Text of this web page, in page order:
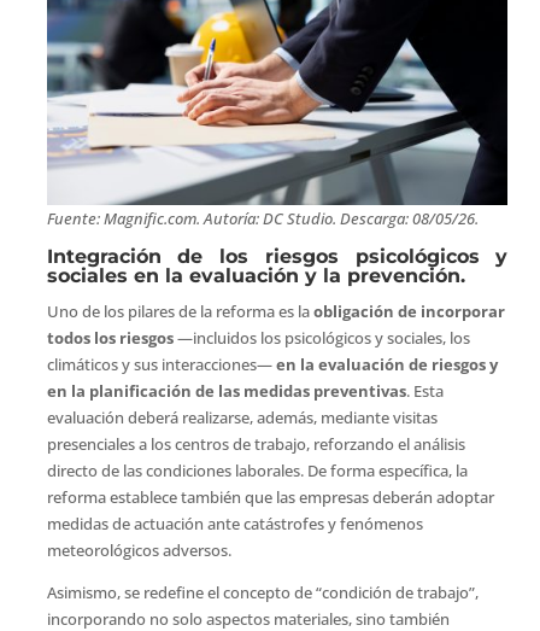
Fuente: Magnific.com. Autoría: DC Studio. Descarga: 08/05/26.
Integración de los riesgos psicológicos y
sociales en la evaluación y la prevención.
Uno de los pilares de la reforma es laobligación de incorporar
todos los riesgos—incluidos los psicológicos y sociales, los
climáticos y sus interacciones—en la evaluación de riesgos y
en la planificación de las medidas preventivas. Esta
evaluación deberá realizarse, además, mediante visitas
presenciales a los centros de trabajo, reforzando el análisis
directo de las condiciones laborales. De forma específica, la
reforma establece también que las empresas deberán adoptar
medidas de actuación ante catástrofes y fenómenos
meteorológicos adversos.
Asimismo, se redefine el concepto de “condición de trabajo”,
incorporando no solo aspectos materiales, sino también